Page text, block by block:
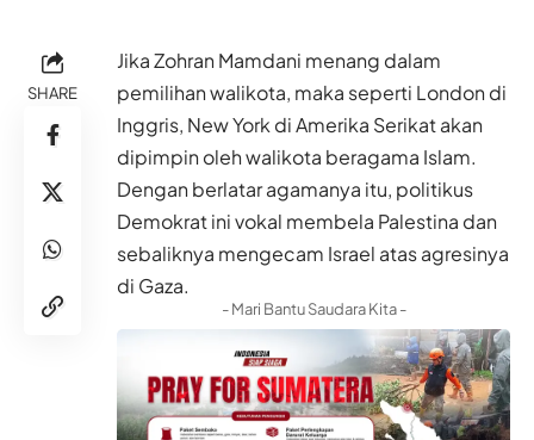
SHARE
Jika Zohran Mamdani menang dalam
pemilihan walikota, maka seperti London di
Inggris, New York di Amerika Serikat akan
dipimpin oleh walikota beragama Islam.
Dengan berlatar agamanya itu, politikus
Demokrat ini vokal membela Palestina dan
sebaliknya mengecam Israel atas agresinya
di Gaza.
- Mari Bantu Saudara Kita -